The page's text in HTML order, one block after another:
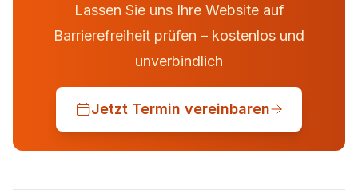
Lassen Sie uns Ihre Website auf
Barrierefreiheit prüfen – kostenlos und
unverbindlich
Jetzt Termin vereinbaren